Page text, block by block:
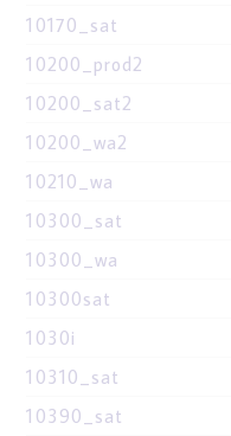
10170_sat
10200_prod2
10200_sat2
10200_wa2
10210_wa
10300_sat
10300_wa
10300sat
1030i
10310_sat
10390_sat